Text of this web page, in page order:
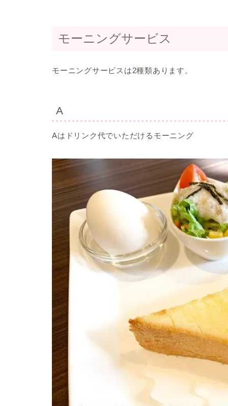
モーニングサービス
モーニングサービスは2種類あります。
A
Aはドリンク代でいただけるモーニング